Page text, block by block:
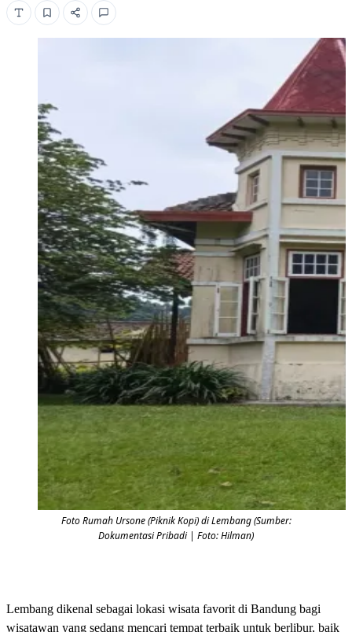
Foto Rumah Ursone (Piknik Kopi) di Lembang (Sumber:
Dokumentasi Pribadi | Foto: Hilman)
Lembang dikenal sebagai lokasi wisata favorit di Bandung bagi
wisatawan yang sedang mencari tempat terbaik untuk berlibur, baik